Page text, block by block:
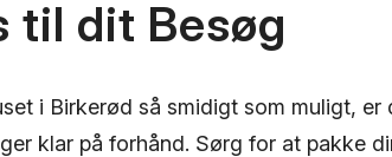
til dit Besøg
i Birkerød så smidigt som muligt, er
klar på forhånd. Sørg for at pakke